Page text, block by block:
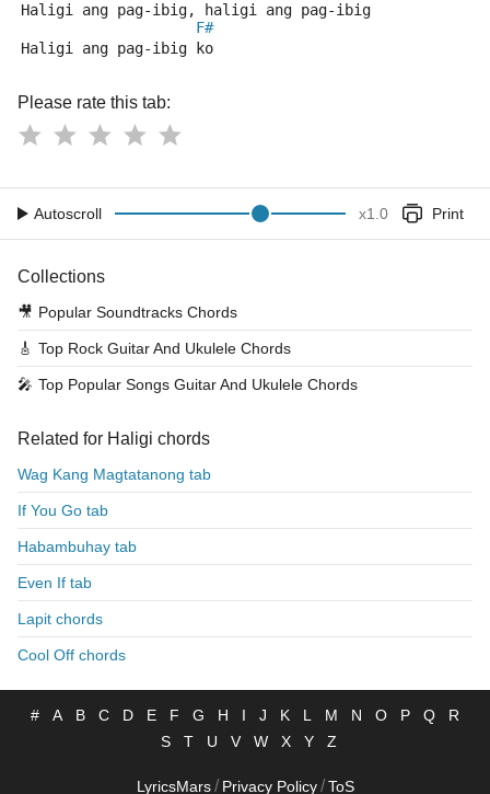
Haligi ang pag-ibig, haligi ang pag-ibig
F#
Haligi ang pag-ibig ko
Please rate this tab:
Autoscroll x1.0 Print
Collections
🎥 Popular Soundtracks Chords
🎸 Top Rock Guitar And Ukulele Chords
🎤 Top Popular Songs Guitar And Ukulele Chords
Related for Haligi chords
Wag Kang Magtatanong tab
If You Go tab
Habambuhay tab
Even If tab
Lapit chords
Cool Off chords
# A B C D E F G H I J K L M N O P Q
R
S
T U V W X Y Z
LyricsMars / Privacy Policy / ToS